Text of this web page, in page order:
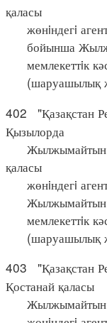
қаласы
жөнiндегi
бойынша
мемлекеттiк
(шаруашылық
402 "Қазақстан
Қызылорда
Жылжымайтын
қаласы
жөнiндегi
Жылжымайтын
мемлекеттiк
(шаруашылық
403 "Қазақстан
Қостанай қаласы
Жылжымайтын